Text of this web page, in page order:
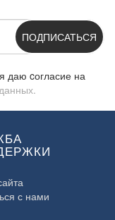
ПОДПИСАТЬСЯ
даю cогласие на
с нами